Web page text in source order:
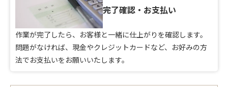
完了確認・お支払い
作業が完了したら、お客様と一緒に仕上がりを確認します。
問題がなければ、現金やクレジットカードなど、お好みの方
法でお支払いをお願いいたします。